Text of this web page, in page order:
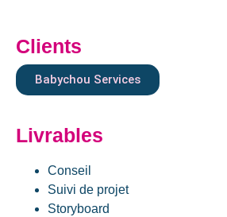
Clients
Babychou Services
Livrables
Conseil
Suivi de projet
Storyboard